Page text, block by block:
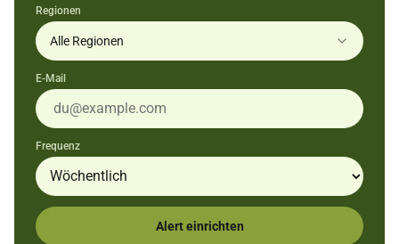
Regionen
Alle Regionen
E-Mail
Frequenz
Alert einrichten